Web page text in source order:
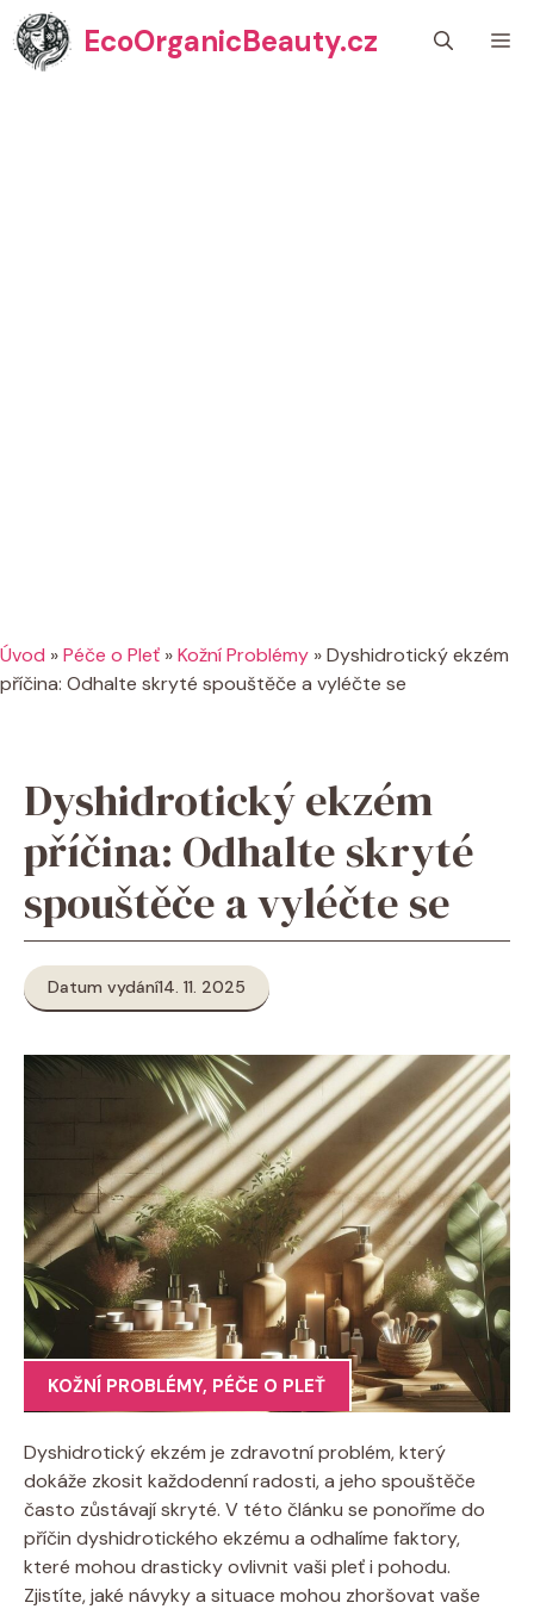
Přeskočit
na
obsah
EcoOrganicBeauty.cz
Úvod »Péče o Pleť »Kožní Problémy »Dyshidrotický ekzém
příčina: Odhalte skryté spouštěče a vyléčte se
Dyshidrotický ekzém
příčina: Odhalte skryté
spouštěče a vyléčte se
Datum vydání14. 11. 2025
KOŽNÍ PROBLÉMY, PÉČE O PLEŤ
Dyshidrotický ekzém je ⁣zdravotní problém,⁤ který
dokáže​ zkosit‌ každodenní radosti, ⁤a⁤ jeho spouštěče
často zůstávají skryté.‌ V ⁢této článku se ⁣ponoříme‌ do
příčin dyshidrotického ‌ekzému a odhalíme faktory,
které mohou ​drasticky​ ovlivnit vaši pleť‌ i pohodu.
Zjistíte, ⁢jaké návyky‍ a ‍situace mohou zhoršovat vaše